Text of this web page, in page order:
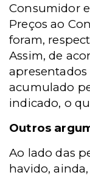
Consumidor
Preços ao
foram,
Assim, de
apresentados
acumulado
indicado, o
Outros
Ao lado das
havido,